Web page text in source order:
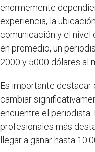
enormemente
experiencia, la
comunicación y el nivel
en promedio, un
2000 y 5000 dólares al
Es importante destacar
cambiar
encuentre el periodista.
profesionales más
llegar a ganar hasta